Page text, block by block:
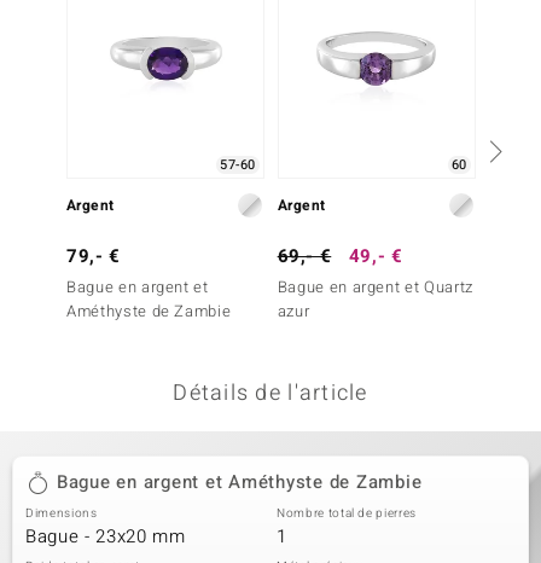
57-60
Argent
79,- €
Bague en argent et
Améthyste de Zambie
60
Argent
69,- € 49,- €
Bague en argent et Quartz
azur
Détails de l'article
Bague en argent et Améthyste de Zambie
Dimensions
Bague - 23x20 mm
Nombre total de pierres
1